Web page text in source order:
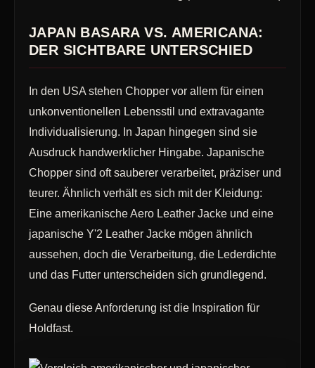
JAPAN BASARA VS. AMERICANA:
DER SICHTBARE UNTERSCHIED
In den USA stehen Chopper vor allem für einen
unkonventionellen Lebensstil und extravagante
Individualisierung. In Japan hingegen sind sie
Ausdruck handwerklicher Hingabe. Japanische
Chopper sind oft sauberer verarbeitet, präziser und
teurer. Ähnlich verhält es sich mit der Kleidung:
Eine amerikanische Aero Leather Jacke und eine
japanische Y'2 Leather Jacke mögen ähnlich
aussehen, doch die Verarbeitung, die Lederdichte
und das Futter unterscheiden sich grundlegend.
Genau diese Anforderung ist die Inspiration für
Holdfast.